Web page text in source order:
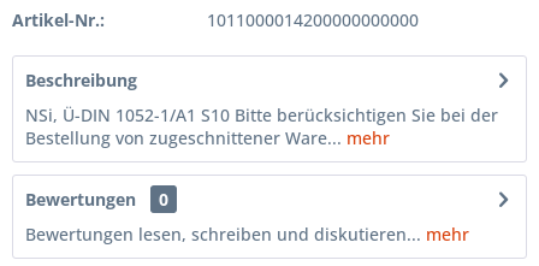
Artikel-Nr.: 1011000014200000000000
Beschreibung
NSi, Ü-DIN 1052-1/A1 S10 Bitte berücksichtigen Sie bei der
Bestellung von zugeschnittener Ware... mehr
Bewertungen
0
Bewertungen lesen, schreiben und diskutieren... mehr